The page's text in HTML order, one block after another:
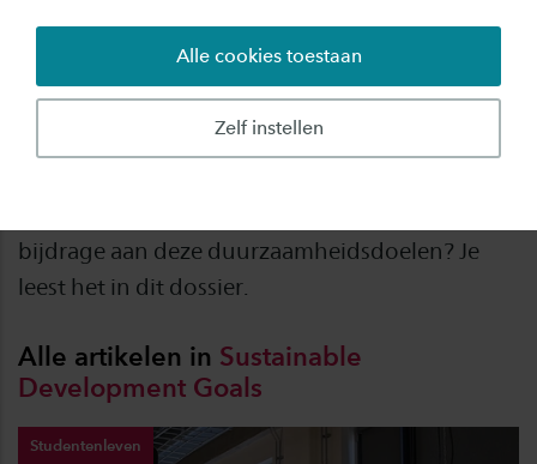
Zelf instellen
Alle cookies toestaan
Saxion ondertekende in 2018 de Sustainable
Development Goals (SDGs), ofwel duurzame
ontwikkelingsdoelen die een eind moeten
bijdrage aan deze duurzaamheidsdoelen? Je
leest het in dit dossier.
Alle artikelen in Sustainable
Development Goals
Studentenleven